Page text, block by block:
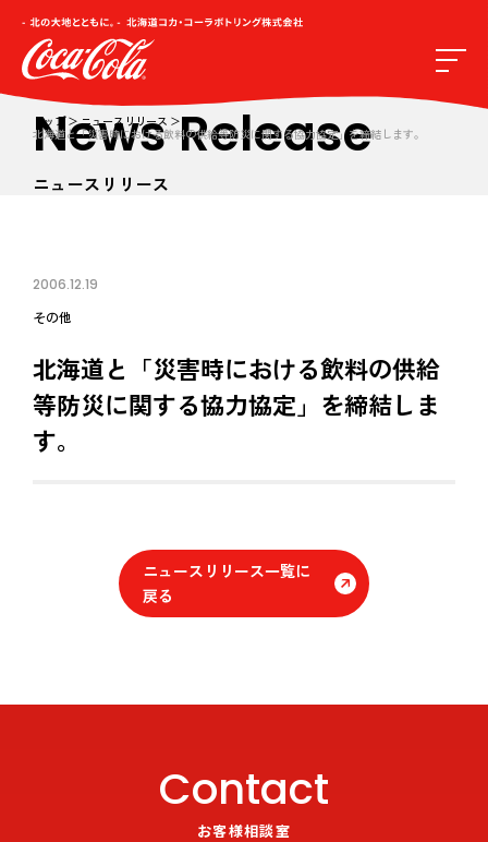
トップ
ニュースリリース
北海道と「災害時における飲料の供給等防災に関する協力協定」を締結します。
News Release
ニュースリリース
2006.12.19
その他
北海道と「災害時における飲料の供給
等防災に関する協力協定」を締結しま
す。
ニュースリリース一覧に
戻る
Contact
お客様相談室